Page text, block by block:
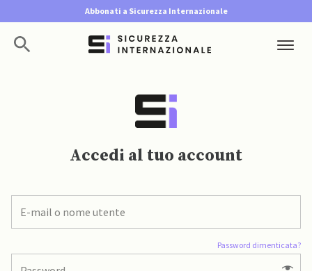
Abbonati a Sicurezza Internazionale
Accedi al tuo account
Password dimenticata?